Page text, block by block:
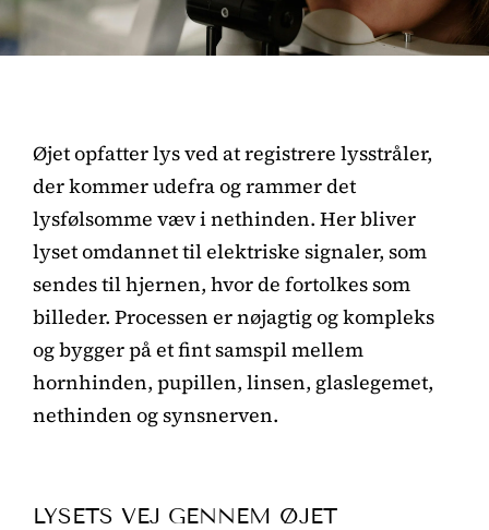
Øjet opfatter lys ved at registrere lysstråler,
der kommer udefra og rammer det
lysfølsomme væv i nethinden. Her bliver
lyset omdannet til elektriske signaler, som
sendes til hjernen, hvor de fortolkes som
billeder. Processen er nøjagtig og kompleks
og bygger på et fint samspil mellem
hornhinden, pupillen, linsen, glaslegemet,
nethinden og synsnerven.
LYSETS VEJ GENNEM ØJET